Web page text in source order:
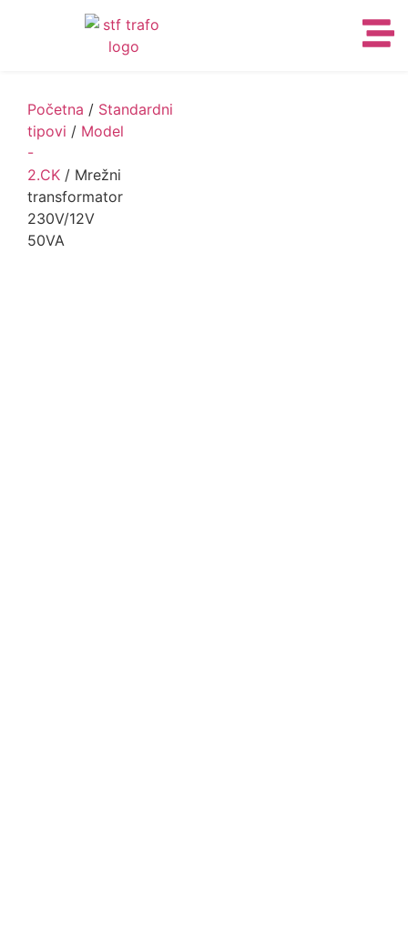
Početna / Standardni
tipovi / Model
-
2.CK / Mrežni
transformator
230V/12V
50VA